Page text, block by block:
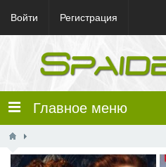
Войти Регистрация
Главное меню